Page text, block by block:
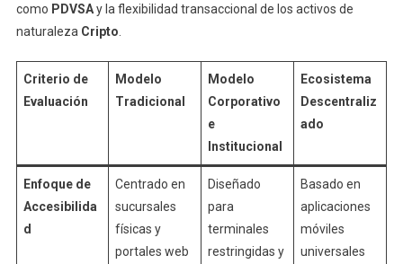
como PDVSAy la flexibilidad transaccional de los activos de
naturaleza Cripto
Criterio de
Evaluación
Modelo
Tradicional
Modelo
Corporativo
e
Institucional
Ecosistema
Descentraliz
ado
Enfoque de
Accesibilida
d
Centrado en
sucursales
físicas y
portales web
Diseñado
para
terminales
restringidas y
Basado en
aplicaciones
móviles
universales